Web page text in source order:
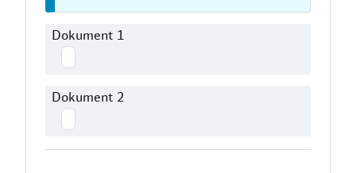
Dokument 1
Dokument 2